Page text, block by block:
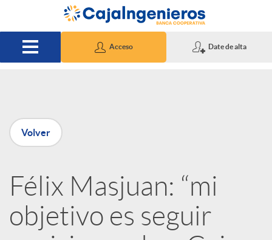
Saltar al contenido principal
Acceso Date de alta
P
u
b
l
Volver
Félix Masjuan: “mi
objetivo es seguir